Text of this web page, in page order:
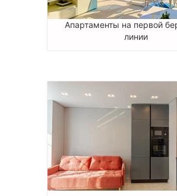
Апартаменты на первой
линии